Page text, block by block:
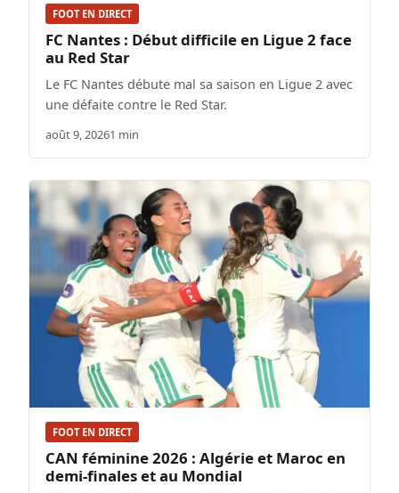
FOOT EN DIRECT
FC Nantes : Début difficile en Ligue 2 face
au Red Star
Le FC Nantes débute mal sa saison en Ligue 2 avec
une défaite contre le Red Star.
août 9, 20261 min
FOOT EN DIRECT
CAN féminine 2026 : Algérie et Maroc en
demi-finales et au Mondial